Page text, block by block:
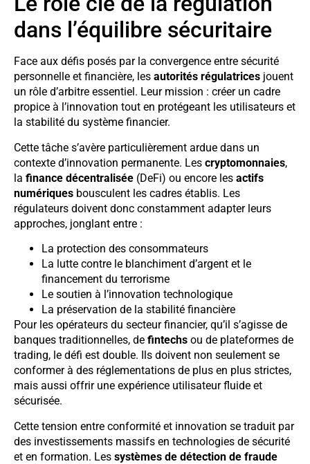
dans l’équilibre sécuritaire
Face aux défis posés par la convergence entre sécurité
personnelle et financière, les autorités régulatrices jouent
un rôle d’arbitre essentiel. Leur mission : créer un cadre
propice à l’innovation tout en protégeant les utilisateurs et
la stabilité du système financier.
Cette tâche s’avère particulièrement ardue dans un
contexte d’innovation permanente. Les cryptomonnaies,
la finance décentralisée (DeFi) ou encore les actifs
numériques bousculent les cadres établis. Les
régulateurs doivent donc constamment adapter leurs
approches, jonglant entre :
La protection des consommateurs
La lutte contre le blanchiment d’argent et le
financement du terrorisme
Le soutien à l’innovation technologique
La préservation de la stabilité financière
Pour les opérateurs du secteur financier, qu’il s’agisse de
banques traditionnelles, de fintechs ou de plateformes de
trading, le défi est double. Ils doivent non seulement se
conformer à des réglementations de plus en plus strictes,
mais aussi offrir une expérience utilisateur fluide et
sécurisée.
Cette tension entre conformité et innovation se traduit par
des investissements massifs en technologies de sécurité
et en formation. Les systèmes de détection de fraude